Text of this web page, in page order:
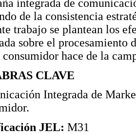
integrada de
de la consistencia
trabajo se plantean los
sobre el procesamiento
hace de la
CLAVE
Integrada de
JEL: M31